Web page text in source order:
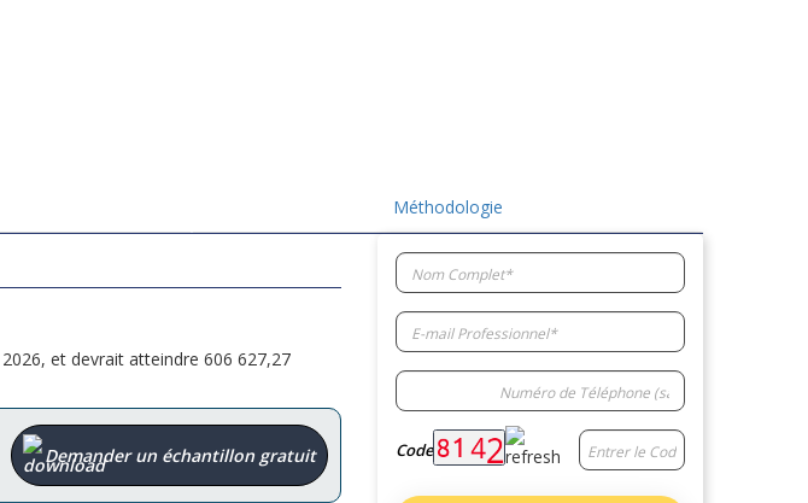
Méthodologie
et devrait atteindre 606 627,27
Demander un échantillon gratuit Code